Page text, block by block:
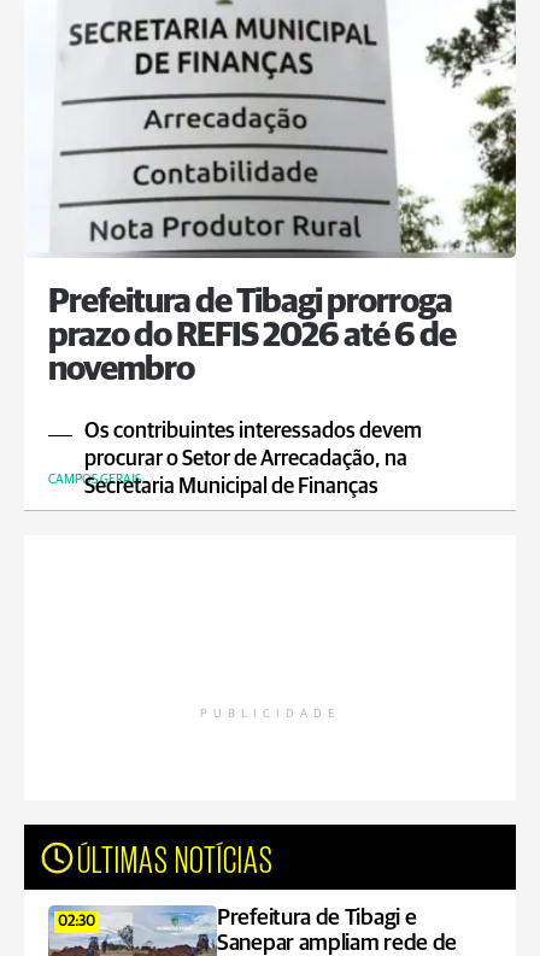
Prefeitura de Tibagi prorroga
prazo do REFIS 2026 até 6 de
novembro
Os contribuintes interessados devem
procurar o Setor de Arrecadação, na
Secretaria Municipal de Finanças
CAMPOS GERAIS
PUBLICIDADE
ÚLTIMAS NOTÍCIAS
02:30
Prefeitura de Tibagi e
Sanepar ampliam rede de